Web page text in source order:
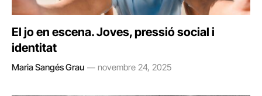
El jo en escena. Joves, pressió social i
identitat
Maria Sangés Grau novembre 24, 2025